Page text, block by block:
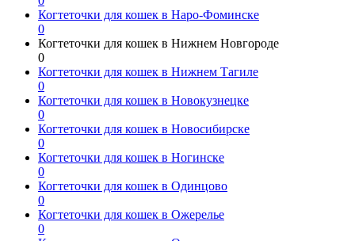
Когтеточки для кошек в Наро-Фоминске
0
Когтеточки для кошек в Нижнем Новгороде
0
Когтеточки для кошек в Нижнем Тагиле
0
Когтеточки для кошек в Новокузнецке
0
Когтеточки для кошек в Новосибирске
0
Когтеточки для кошек в Ногинске
0
Когтеточки для кошек в Одинцово
0
Когтеточки для кошек в Ожерелье
0